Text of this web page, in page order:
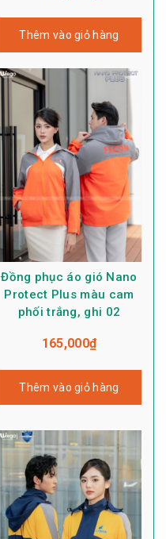
Thêm vào giỏ hàng
Đồng phục áo gió Nano
Protect Plus màu cam
phối trắng, ghi 02
165,000₫
Thêm vào giỏ hàng